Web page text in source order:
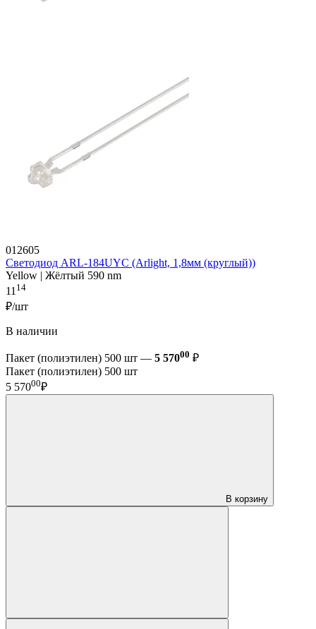
012605
Светодиод ARL-184UYC (Arlight, 1,8мм (круглый))
Yellow | Жёлтый 590 nm
1114
₽/шт
В наличии
Пакет (полиэтилен) 500 шт — 5 57000 ₽
Пакет (полиэтилен) 500 шт
5 57000₽
В корзину